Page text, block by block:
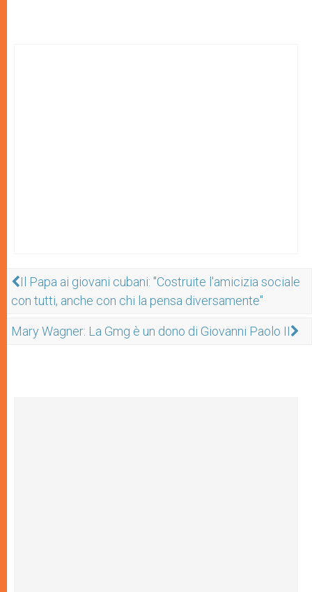
Il Papa ai giovani cubani: "Costruite l'amicizia sociale
con tutti, anche con chi la pensa diversamente"
Mary Wagner: La Gmg è un dono di Giovanni Paolo II